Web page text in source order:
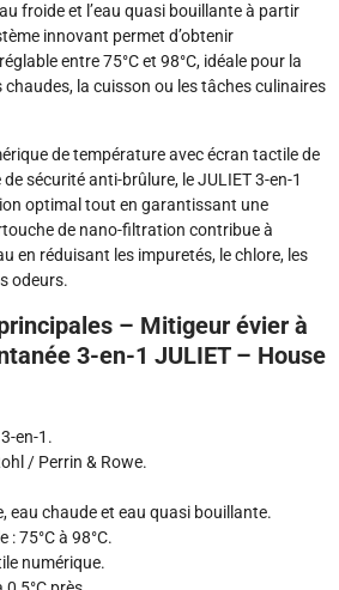
froide et l’eau quasi bouillante à partir
innovant permet d’obtenir
entre 75°C et 98°C, idéale pour la
la cuisson ou les tâches culinaires
de température avec écran tactile de
sécurité anti-brûlure, le JULIET 3-en-1
optimal tout en garantissant une
de nano-filtration contribue à
en réduisant les impuretés, le chlore, les
odeurs.
– Mitigeur évier à
3-en-1 JULIET – House
en-1.
/ Perrin & Rowe.
eau chaude et eau quasi bouillante.
: 75°C à 98°C.
numérique.